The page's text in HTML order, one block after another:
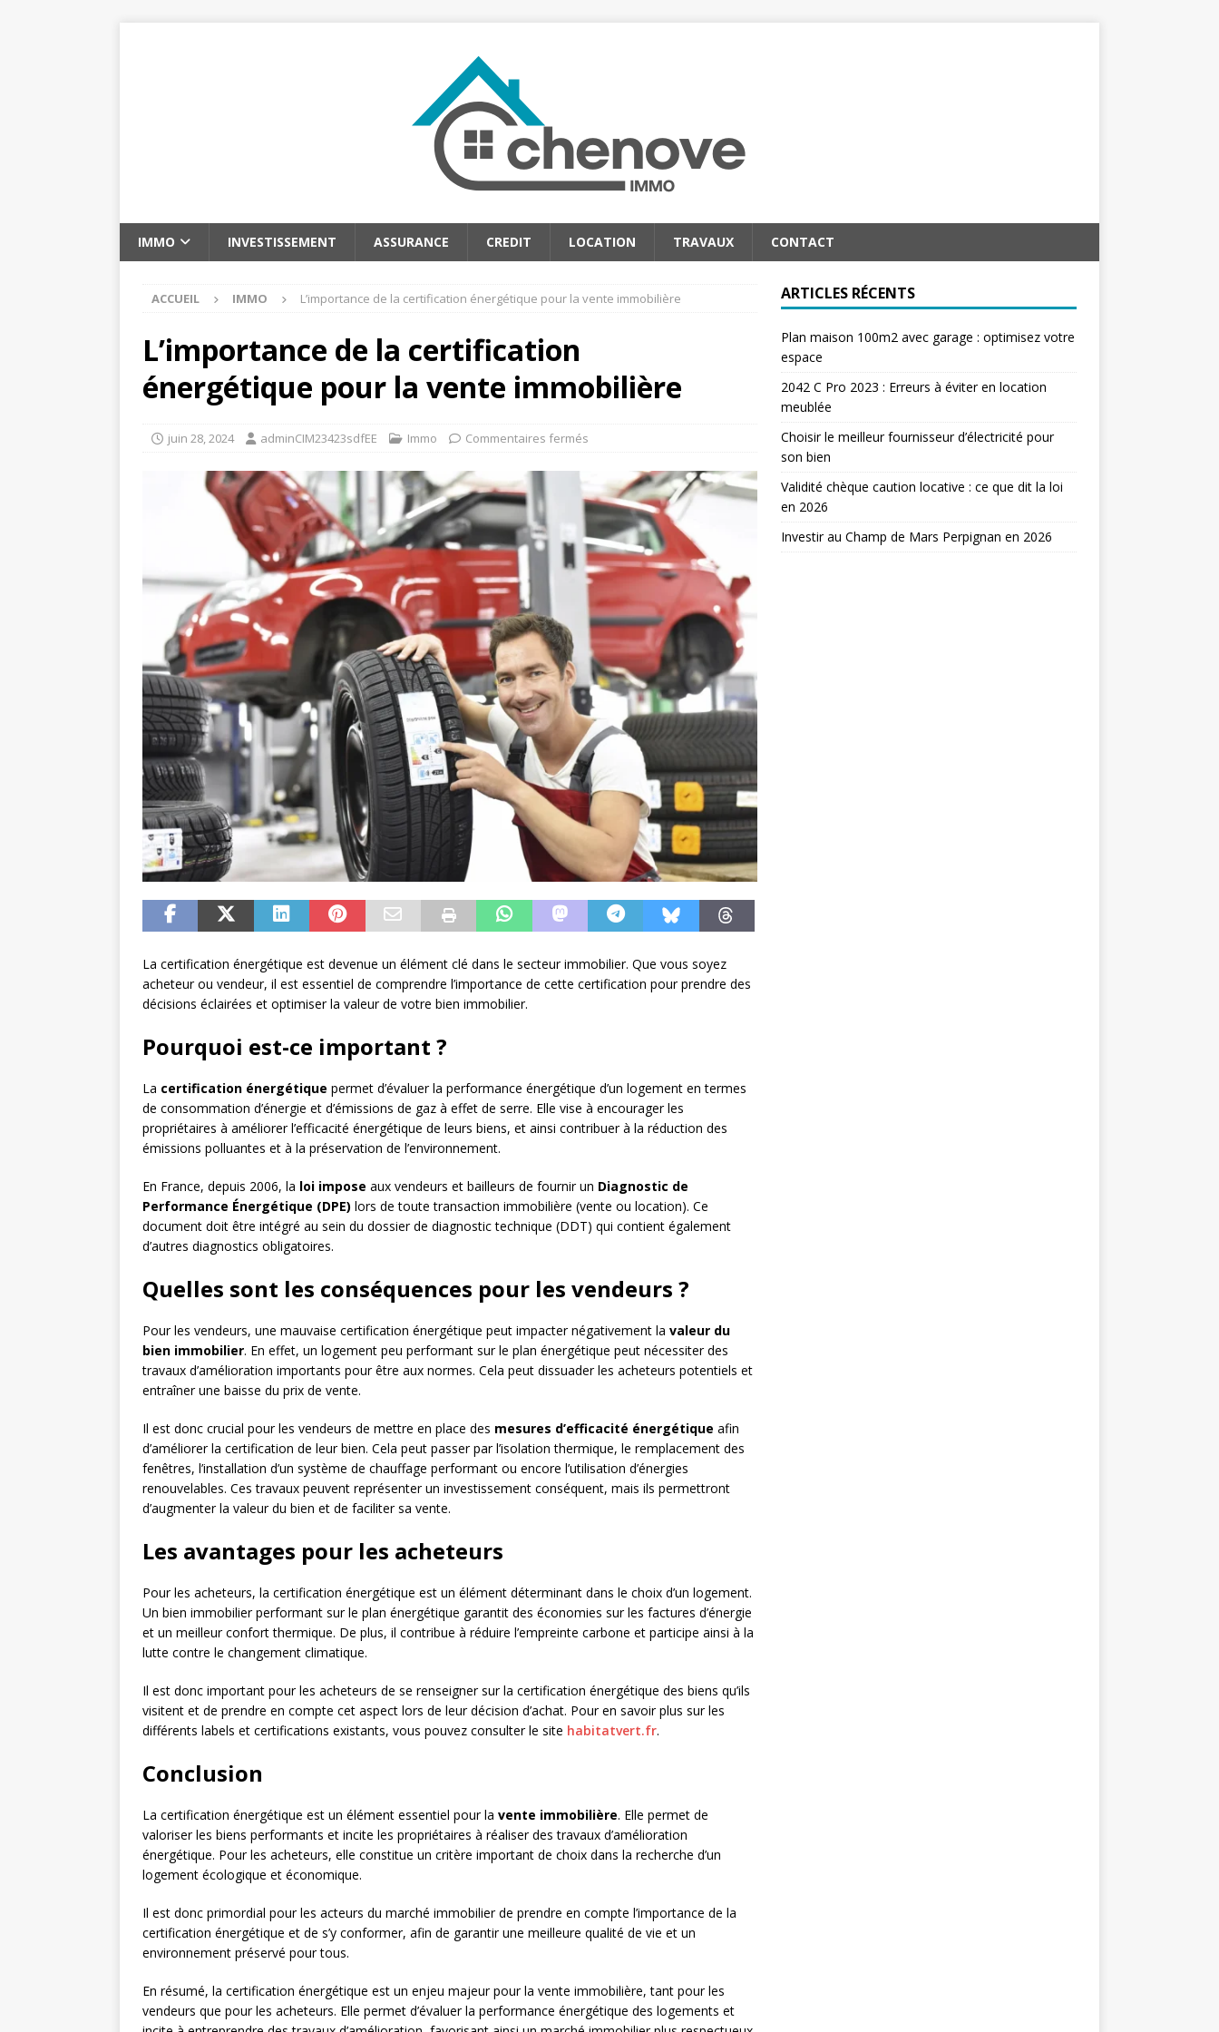
IMMO INVESTISSEMENT ASSURANCE CREDIT LOCATION TRAVAUX CONTACT
ACCUEIL IMMO L’importance de la certification énergétique pour la vente immobilière
L’importance de la certification
énergétique pour la vente immobilière
juin 28, 2024 adminCIM23423sdfEE Immo Commentaires fermés
La certification énergétique est devenue un élément clé dans le secteur immobilier. Que vous soyez
acheteur ou vendeur, il est essentiel de comprendre l’importance de cette certification pour prendre des
décisions éclairées et optimiser la valeur de votre bien immobilier.
Pourquoi est-ce important ?
La certification énergétique permet d’évaluer la performance énergétique d’un logement en termes
de consommation d’énergie et d’émissions de gaz à effet de serre. Elle vise à encourager les
propriétaires à améliorer l’efficacité énergétique de leurs biens, et ainsi contribuer à la réduction des
émissions polluantes et à la préservation de l’environnement.
En France, depuis 2006, la loi impose aux vendeurs et bailleurs de fournir un Diagnostic de
Performance Énergétique (DPE) lors de toute transaction immobilière (vente ou location). Ce
document doit être intégré au sein du dossier de diagnostic technique (DDT) qui contient également
d’autres diagnostics obligatoires.
Quelles sont les conséquences pour les vendeurs ?
Pour les vendeurs, une mauvaise certification énergétique peut impacter négativement la valeur du
bien immobilier. En effet, un logement peu performant sur le plan énergétique peut nécessiter des
travaux d’amélioration importants pour être aux normes. Cela peut dissuader les acheteurs potentiels et
entraîner une baisse du prix de vente.
Il est donc crucial pour les vendeurs de mettre en place des mesures d’efficacité énergétique afin
d’améliorer la certification de leur bien. Cela peut passer par l’isolation thermique, le remplacement des
fenêtres, l’installation d’un système de chauffage performant ou encore l’utilisation d’énergies
renouvelables. Ces travaux peuvent représenter un investissement conséquent, mais ils permettront
d’augmenter la valeur du bien et de faciliter sa vente.
Les avantages pour les acheteurs
Pour les acheteurs, la certification énergétique est un élément déterminant dans le choix d’un logement.
Un bien immobilier performant sur le plan énergétique garantit des économies sur les factures d’énergie
et un meilleur confort thermique. De plus, il contribue à réduire l’empreinte carbone et participe ainsi à la
lutte contre le changement climatique.
Il est donc important pour les acheteurs de se renseigner sur la certification énergétique des biens qu’ils
visitent et de prendre en compte cet aspect lors de leur décision d’achat. Pour en savoir plus sur les
différents labels et certifications existants, vous pouvez consulter le site habitatvert.fr.
Conclusion
La certification énergétique est un élément essentiel pour la vente immobilière. Elle permet de
valoriser les biens performants et incite les propriétaires à réaliser des travaux d’amélioration
énergétique. Pour les acheteurs, elle constitue un critère important de choix dans la recherche d’un
logement écologique et économique.
Il est donc primordial pour les acteurs du marché immobilier de prendre en compte l’importance de la
certification énergétique et de s’y conformer, afin de garantir une meilleure qualité de vie et un
environnement préservé pour tous.
En résumé, la certification énergétique est un enjeu majeur pour la vente immobilière, tant pour les
vendeurs que pour les acheteurs. Elle permet d’évaluer la performance énergétique des logements et
ARTICLES RÉCENTS
Plan maison 100m2 avec garage : optimisez votre
espace
2042 C Pro 2023 : Erreurs à éviter en location
meublée
Choisir le meilleur fournisseur d’électricité pour
son bien
Validité chèque caution locative : ce que dit la loi
en 2026
Investir au Champ de Mars Perpignan en 2026